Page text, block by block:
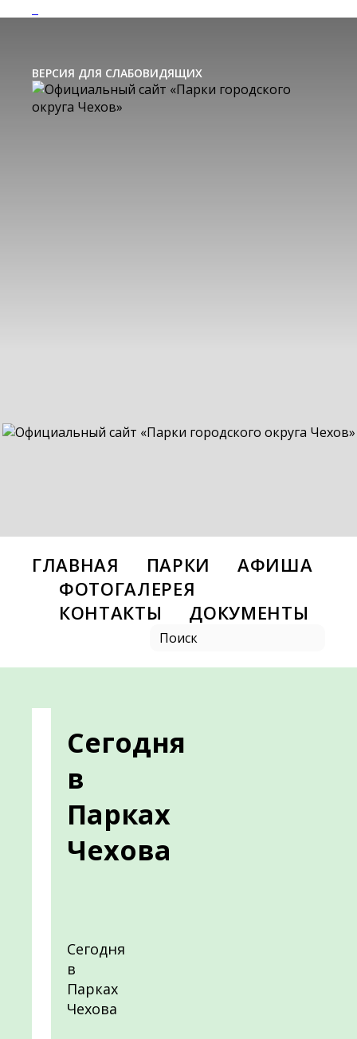
ВЕРСИЯ ДЛЯ СЛАБОВИДЯЩИХ
ГЛАВНАЯ ПАРКИ
АФИША
ФОТОГАЛЕРЕЯ
КОНТАКТЫ
ДОКУМЕНТЫ
Сегодня
в
Парках
Чехова
Сегодня
в
Парках
Чехова